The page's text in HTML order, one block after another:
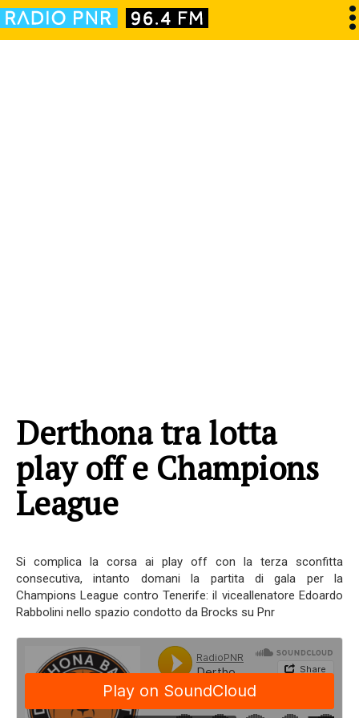
Derthona tra lotta
play off e Champions
League
Si complica la corsa ai play off con la terza sconfitta
consecutiva, intanto domani la partita di gala per la
Champions League contro Tenerife: il viceallenatore Edoardo
Rabbolini nello spazio condotto da Brocks su Pnr